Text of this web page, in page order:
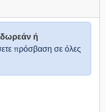
δωρεάν ή
πρόσβαση σε όλες